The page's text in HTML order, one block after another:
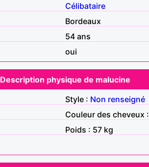
Célibataire
Bordeaux
54 ans
oui
Description physique de malucine
Style : Non renseigné
Couleur des cheveux :
Poids : 57 kg